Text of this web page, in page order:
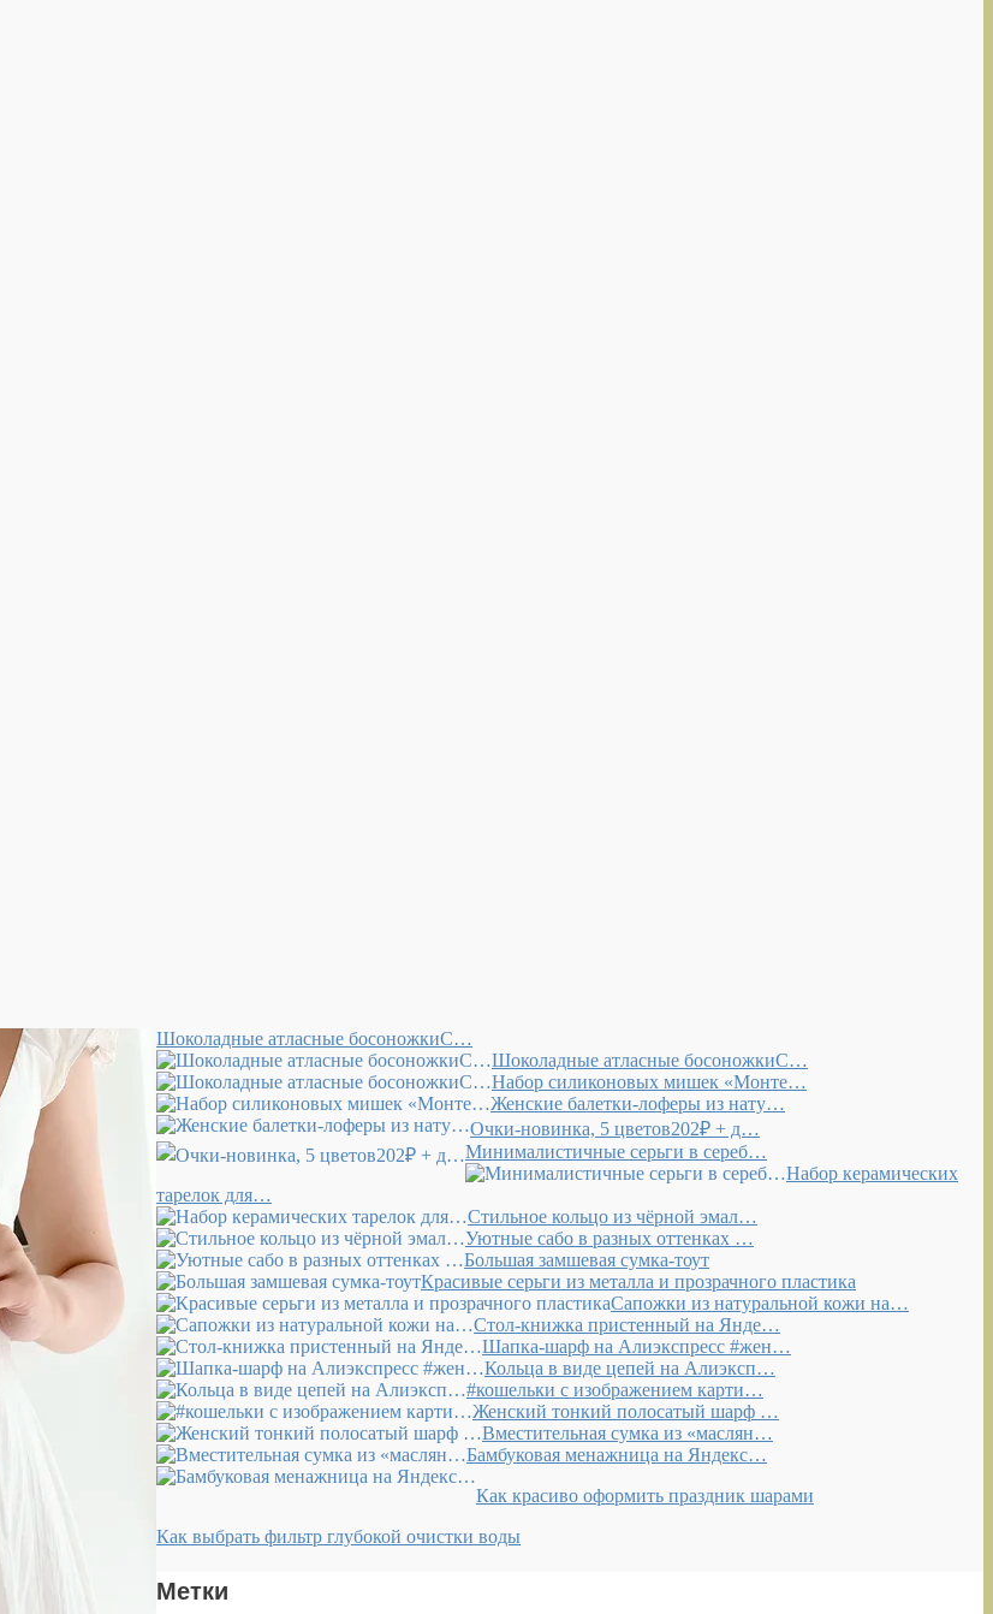
Шоколадные атласные босоножкиС…
Шоколадные атласные босоножкиС…
Набор силиконовых мишек «Монте…
Женские балетки-лоферы из нату…
Очки-новинка, 5 цветов202₽ + д…
Минималистичные серьги в сереб…
Набор керамических
тарелок для…
Стильное кольцо из чёрной эмал…
Уютные сабо в разных оттенках …
Большая замшевая сумка-тоут
Красивые серьги из металла и прозрачного пластика
Сапожки из натуральной кожи на…
Стол-книжка пристенный на Янде…
Шапка-шарф на Алиэкспресс #жен…
Кольца в виде цепей на Алиэксп…
#кошельки с изображением карти…
Женский тонкий полосатый шарф …
Вместительная сумка из «маслян…
Бамбуковая менажница на Яндекс…
Как красиво оформить праздник шарами
Как выбрать фильтр глубокой очистки воды
Метки